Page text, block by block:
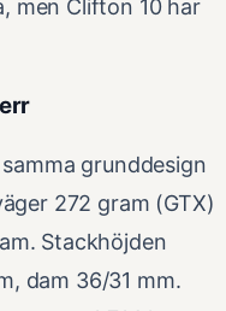
men Clifton 10 har
grunddesign
272 gram (GTX)
Stackhöjden
dam 36/31 mm.